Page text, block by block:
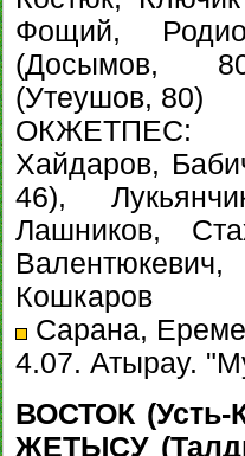
Фощий,
(Досымов,
(Утеушов, 80)
ОКЖЕТПЕС:
Хайдаров,
46),
Лашников,
Кошкаров
Сарана,
4.07. Атырау.
ВОСТОК (Усть-
ЖЕТЫСУ